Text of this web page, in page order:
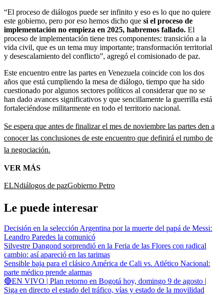
“El proceso de diálogos puede ser infinito y eso es lo que no quiere
este gobierno, pero por eso hemos dicho que si el proceso de
implementación no empieza en 2025, habremos fallado. El
proceso de implementación tiene tres componentes: transición a la
vida civil, que es un tema muy importante; transformación territorial
y desescalamiento del conflicto”, agregó el comisionado de paz.
Este encuentro entre las partes en Venezuela coincide con los dos
años que está cumpliendo la mesa de diálogo, tiempo que ha sido
cuestionado por algunos sectores políticos al considerar que no se
han dado avances significativos y que sencillamente la guerrilla está
fortaleciéndose militarmente en todo el territorio nacional.
Se espera que antes de finalizar el mes de noviembre las partes den a
conocer las conclusiones de este encuentro que definirá el rumbo de
la negociación.
VER MÁS
ELNdiálogos de pazGobierno Petro
Le puede interesar
Decisión en la selección Argentina por la muerte del papá de Messi:
Leandro Paredes la comunicó
Silvestre Dangond sorprendió en la Feria de las Flores con radical
cambio: así apareció en las tarimas
Sensible baja para el clásico América de Cali vs. Atlético Nacional:
parte médico prende alarmas
🔴EN VIVO | Plan retorno en Bogotá hoy, domingo 9 de agosto |
Siga en directo el estado del tráfico, vías y estado de la movilidad